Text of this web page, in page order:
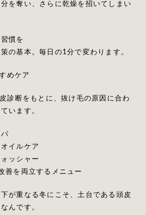
を奪い、さらに乾燥を招いてしまい
慣を
の基本。毎日の1分で変わります。
めケア
診断をもとに、抜け毛の原因に合わ
います。
イルケア
ッシャー
善を両立するメニュー
が重なる冬にこそ、土台である頭皮
んです。